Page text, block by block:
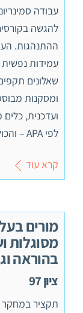
עבודה
להגשה
ההתנהגות.
עמידות
ומסקנות
ועדכנית, כלים
לפי APA – והכול בעברית תקנית […]
קרא עוד
מורים
מסוגלות
בהוראה
ציון 97
תקציר במחקר